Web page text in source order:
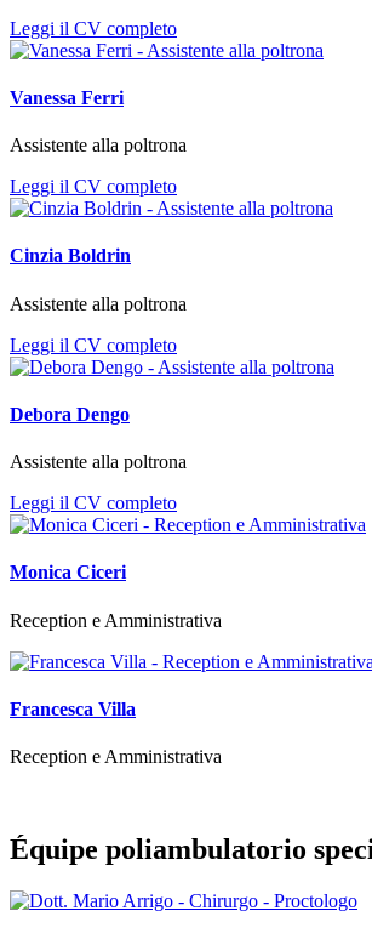
Leggi il CV completo
Vanessa Ferri
Assistente alla poltrona
Leggi il CV completo
Cinzia Boldrin
Assistente alla poltrona
Leggi il CV completo
Debora Dengo
Assistente alla poltrona
Leggi il CV completo
Monica Ciceri
Reception e Amministrativa
Francesca Villa
Reception e Amministrativa
Équipe poliambulatorio